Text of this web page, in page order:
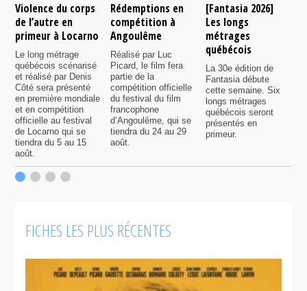
Violence du corps
de l’autre en
primeur à Locarno
Le long métrage
québécois scénarisé
et réalisé par Denis
Côté sera présenté
en première mondiale
et en compétition
officielle au festival
de Locarno qui se
tiendra du 5 au 15
août.
Rédemptions en
compétition à
Angoulême
Réalisé par Luc
Picard, le film fera
partie de la
compétition officielle
du festival du film
francophone
d’Angoulême, qui se
tiendra du 24 au 29
août.
[Fantasia 2026]
Les longs
métrages
québécois
La 30e édition de
Fantasia débute
cette semaine. Six
longs métrages
québécois seront
présentés en
primeur.
FICHES LES PLUS RÉCENTES